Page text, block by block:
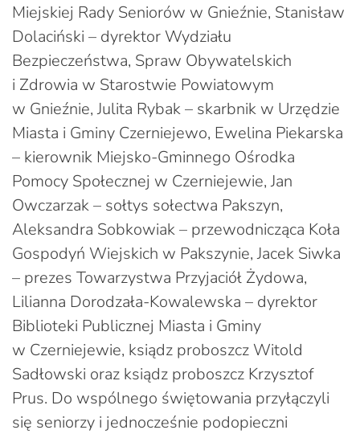
Miejskiej Rady Seniorów w Gnieźnie, Stanisław
Dolaciński – dyrektor Wydziału
Bezpieczeństwa, Spraw Obywatelskich
i Zdrowia w Starostwie Powiatowym
w Gnieźnie, Julita Rybak – skarbnik w Urzędzie
Miasta i Gminy Czerniejewo, Ewelina Piekarska
– kierownik Miejsko-Gminnego Ośrodka
Pomocy Społecznej w Czerniejewie, Jan
Owczarzak – sołtys sołectwa Pakszyn,
Aleksandra Sobkowiak – przewodnicząca Koła
Gospodyń Wiejskich w Pakszynie, Jacek Siwka
– prezes Towarzystwa Przyjaciół Żydowa,
Lilianna Dorodzała-Kowalewska – dyrektor
Biblioteki Publicznej Miasta i Gminy
w Czerniejewie, ksiądz proboszcz Witold
Sadłowski oraz ksiądz proboszcz Krzysztof
Prus. Do wspólnego świętowania przyłączyli
się seniorzy i jednocześnie podopieczni